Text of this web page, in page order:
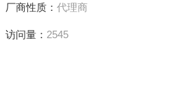
厂商性质： 代理商
访问量： 2545